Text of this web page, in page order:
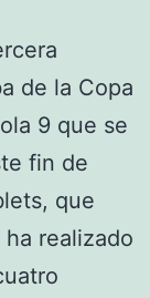
de la Copa
9 que se
fin de
que
realizado